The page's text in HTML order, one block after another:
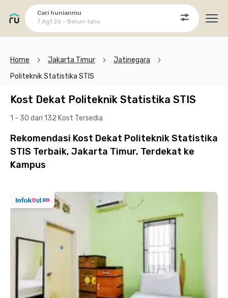
Cari hunianmu
7 Agt 26 - Belum tahu
Home Jakarta Timur
Jatinegara
Politeknik Statistika STIS
Kost Dekat Politeknik Statistika STIS
1 - 30 dari 132 Kost Tersedia
Rekomendasi Kost Dekat Politeknik Statistika
STIS Terbaik, Jakarta Timur, Terdekat ke
Kampus